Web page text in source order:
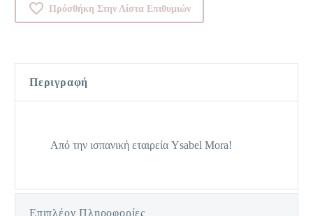
Πρόσθήκη Στην Λίστα Επιθυμιών
Περιγραφή
Από την ισπανική εταιρεία Ysabel Mora!
Επιπλέον Πληροφορίες